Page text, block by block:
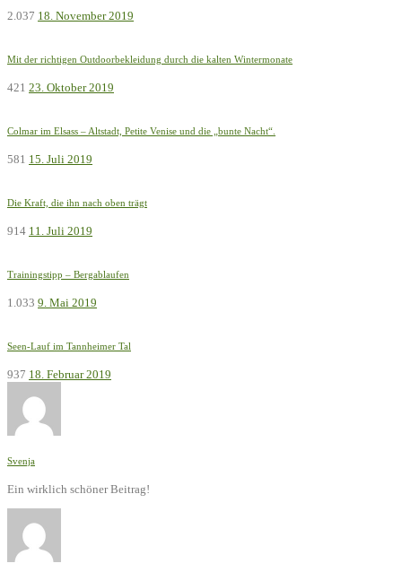
2.037 18. November 2019
Mit der richtigen Outdoorbekleidung durch die kalten Wintermonate
421 23. Oktober 2019
Colmar im Elsass – Altstadt, Petite Venise und die „bunte Nacht“.
581 15. Juli 2019
Die Kraft, die ihn nach oben trägt
914 11. Juli 2019
Trainingstipp – Bergablaufen
1.033 9. Mai 2019
Seen-Lauf im Tannheimer Tal
937 18. Februar 2019
Svenja
Ein wirklich schöner Beitrag!